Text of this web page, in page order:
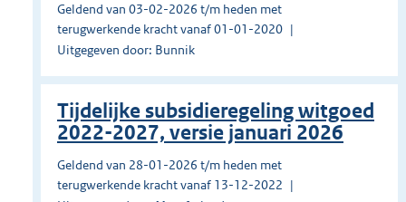
Geldend van 03-02-2026 t/m heden met
terugwerkende kracht vanaf 01-01-2020
Uitgegeven door: Bunnik
Tijdelijke subsidieregeling witgoed
2022-2027, versie januari 2026
Geldend van 28-01-2026 t/m heden met
terugwerkende kracht vanaf 13-12-2022